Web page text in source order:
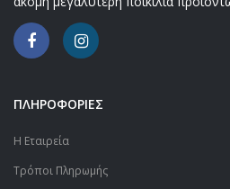
ΠΛΗΡΟΦΟΡΙΕΣ
Η Εταιρεία
Τρόποι Πληρωμής